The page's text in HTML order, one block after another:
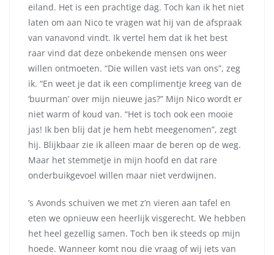
eiland. Het is een prachtige dag. Toch kan ik het niet
laten om aan Nico te vragen wat hij van de afspraak
van vanavond vindt. Ik vertel hem dat ik het best
raar vind dat deze onbekende mensen ons weer
willen ontmoeten. “Die willen vast iets van ons”, zeg
ik. “En weet je dat ik een complimentje kreeg van de
‘buurman’ over mijn nieuwe jas?” Mijn Nico wordt er
niet warm of koud van. “Het is toch ook een mooie
jas! Ik ben blij dat je hem hebt meegenomen”, zegt
hij. Blijkbaar zie ik alleen maar de beren op de weg.
Maar het stemmetje in mijn hoofd en dat rare
onderbuikgevoel willen maar niet verdwijnen.
’s Avonds schuiven we met z’n vieren aan tafel en
eten we opnieuw een heerlijk visgerecht. We hebben
het heel gezellig samen. Toch ben ik steeds op mijn
hoede. Wanneer komt nou die vraag of wij iets van